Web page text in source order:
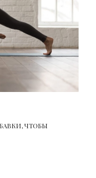
ЧТОБЫ